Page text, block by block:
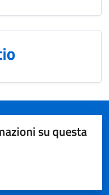
su questa